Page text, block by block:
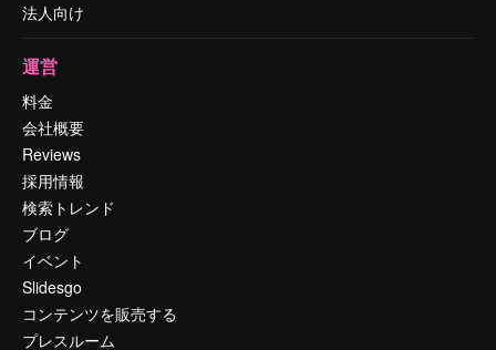
法人向け
運営
料金
会社概要
Reviews
採用情報
検索トレンド
ブログ
イベント
Slidesgo
コンテンツを販売する
プレスルーム